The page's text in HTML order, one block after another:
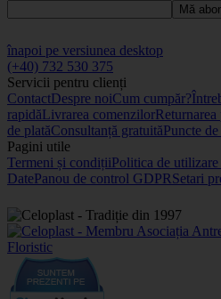
Mă
înapoi pe versiunea desktop
(+40) 732 530 375
Servicii pentru clienți
ContactDespre noiCum cumpăr?
rapidăLivrarea comenzilor
de platăConsultanță gratuităPuncte
Pagini utile
Termeni și condițiiPolitica de
DatePanou de control GDPRSetari